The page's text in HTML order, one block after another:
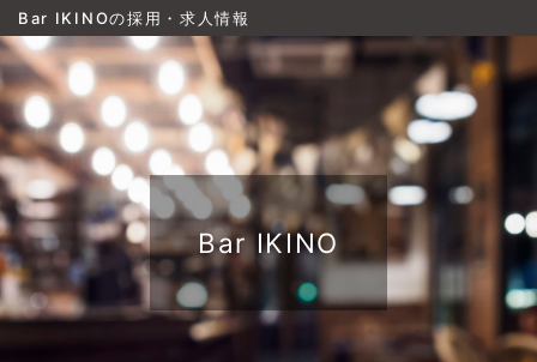
Bar IKINOの採用・求人情報
Bar IKINO